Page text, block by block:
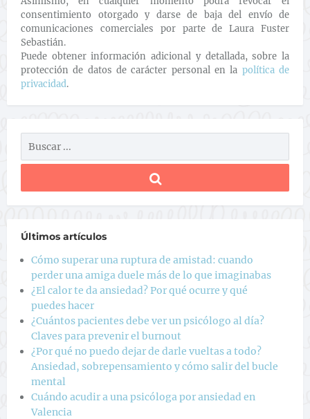
consentimiento otorgado y darse de baja del envío de
comunicaciones comerciales por parte de Laura Fuster
Sebastián.
Puede obtener información adicional y detallada, sobre la
protección de datos de carácter personal en la política de
privacidad.
Últimos artículos
Cómo superar una ruptura de amistad: cuando
perder una amiga duele más de lo que imaginabas
¿El calor te da ansiedad? Por qué ocurre y qué
puedes hacer
¿Cuántos pacientes debe ver un psicólogo al día?
Claves para prevenir el burnout
¿Por qué no puedo dejar de darle vueltas a todo?
Ansiedad, sobrepensamiento y cómo salir del bucle
mental
Cuándo acudir a una psicóloga por ansiedad en
Valencia